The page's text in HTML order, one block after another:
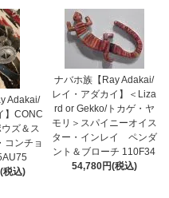
Adakai/
】CONC
ズ＆ス
コンチョ
税込)
ナバホ族【Ray Adakai/
レイ・アダカイ】＜Liza
rd or Gekko/トカゲ・ヤ
モリ＞スパイニーオイス
ター・インレイ ペンダ
ント＆ブローチ 110F34
54,780円(税込)